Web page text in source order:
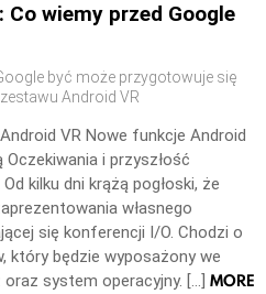
wiemy przed Google
być może przygotowuje się
Android VR
VR Nowe funkcje Android
i przyszłość
kilku dni krążą pogłoski, że
własnego
się konferencji I/O. Chodzi o
który będzie wyposażony we
system operacyjny. […] MORE